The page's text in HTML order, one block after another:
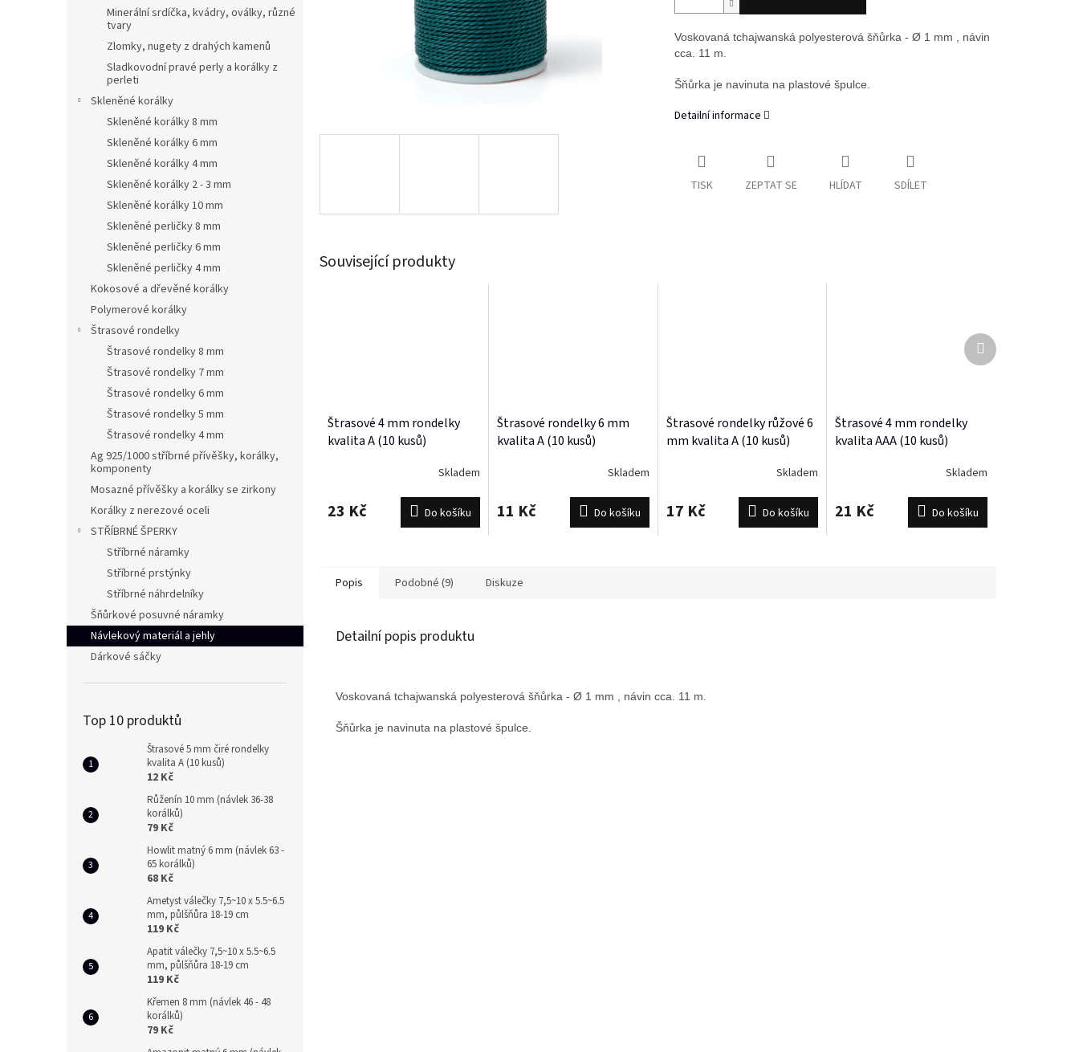
Minerální srdíčka, kvádry, oválky, různé
tvary
Zlomky, nugety z drahých kamenů
Sladkovodní pravé perly a korálky z
perleti
Skleněné korálky
Skleněné korálky 8 mm
Skleněné korálky 6 mm
Skleněné korálky 4 mm
Skleněné korálky 2 - 3 mm
Skleněné korálky 10 mm
Skleněné perličky 8 mm
Skleněné perličky 6 mm
Skleněné perličky 4 mm
Kokosové a dřevěné korálky
Polymerové korálky
Štrasové rondelky
Štrasové rondelky 8 mm
Štrasové rondelky 7 mm
Štrasové rondelky 6 mm
Štrasové rondelky 5 mm
Štrasové rondelky 4 mm
Ag 925/1000 stříbrné přívěšky, korálky,
komponenty
Mosazné přívěšky a korálky se zirkony
Korálky z nerezové oceli
STŘÍBRNÉ ŠPERKY
Stříbrné náramky
Stříbrné prstýnky
Stříbrné náhrdelníky
Šňůrkové posuvné náramky
Návlekový materiál a jehly
Dárkové sáčky
Top 10 produktů
Štrasové 5 mm čiré rondelky
kvalita A (10 kusů)
12 Kč
Růženín 10 mm (návlek 36-38
korálků)
79 Kč
Howlit matný 6 mm (návlek 63 -
65 korálků)
68 Kč
Ametyst válečky 7,5~10 x 5.5~6.5
mm, půlšňůra 18-19 cm
119 Kč
Apatit válečky 7,5~10 x 5.5~6.5
mm, půlšňůra 18-19 cm
119 Kč
Křemen 8 mm (návlek 46 - 48
korálků)
79 Kč
Voskovaná tchajwanská polyesterová šňůrka - Ø 1 mm , návin
cca. 11 m.
Šňůrka je navinuta na plastové špulce.
Detailní informace
TISK ZEPTAT SE HLÍDAT SDÍLET
Související produkty
Štrasové 4 mm rondelky
kvalita A (10 kusů)
Skladem
23 Kč Do košíku
Štrasové rondelky 6 mm
kvalita A (10 kusů)
Skladem
11 Kč Do košíku
Štrasové rondelky růžové 6
mm kvalita A (10 kusů)
Skladem
17 Kč Do košíku
Štrasové 4 mm rondelky
kvalita AAA (10 kusů)
Skladem
21 Kč Do košíku
Další
produkt
Popis Podobné (9) Diskuze
Detailní popis produktu
Voskovaná tchajwanská polyesterová šňůrka - Ø 1 mm , návin cca. 11 m.
Šňůrka je navinuta na plastové špulce.